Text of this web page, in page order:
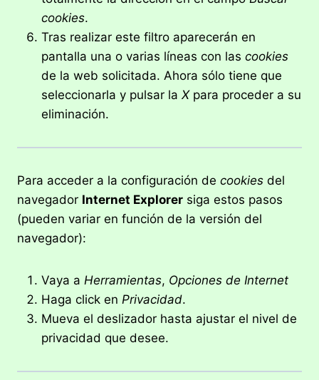
cookies.
Tras realizar este filtro aparecerán en
pantalla una o varias líneas con las cookies
de la web solicitada. Ahora sólo tiene que
seleccionarla y pulsar la Xpara proceder a su
eliminación.
Para acceder a la configuración de cookies del
navegador Internet Explorer siga estos pasos
(pueden variar en función de la versión del
navegador):
Vaya a Herramientas, Opciones de Internet
Haga click en Privacidad.
Mueva el deslizador hasta ajustar el nivel de
privacidad que desee.